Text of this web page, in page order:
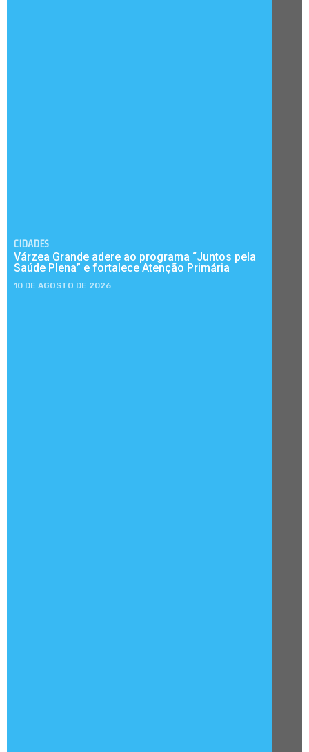
CIDADES
Várzea Grande adere ao programa “Juntos pela
Saúde Plena” e fortalece Atenção Primária
10 DE AGOSTO DE 2026